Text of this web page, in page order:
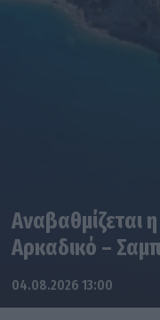
Αναβαθμίζεται
Αρκαδικό –
04.08.2026 13:00